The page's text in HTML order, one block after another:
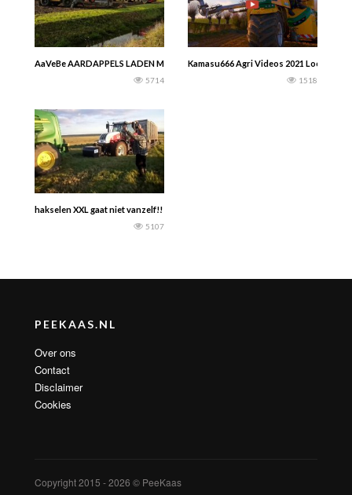
AaVeBe AARDAPPELS LADEN MET EEN VOLVO EW 160 C –jans eising
5714
Kamasu666 Agri Videos 2021
1518
hakselen XXL gaat niet vanzelf!!
5107
PEEKAAS.NL
Over ons
Contact
Disclaimer
Cookies
Copyright 2015 - 2026 © PeeKaas